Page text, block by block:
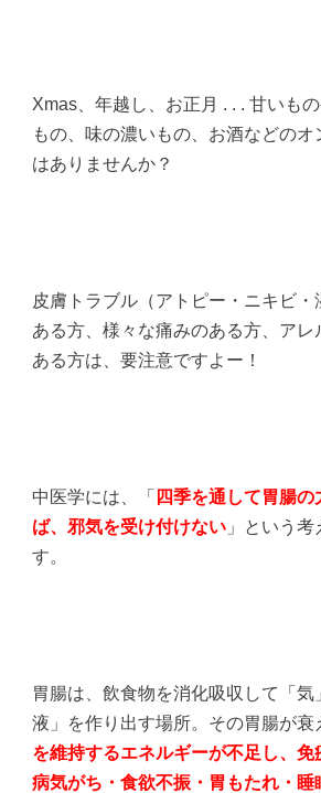
Xmas、年越し、お正月 . . . 甘いも
もの、味の濃いもの、お酒などのオ
はありませんか？
皮膚トラブル（アトピー・ニキビ・
ある方、様々な痛みのある方、アレ
ある方は、要注意ですよー！
中医学には、「 四季を通して胃腸の
ば、邪気を受け付けない」という考
す。
胃腸は、飲食物を消化吸収して「気
液」を作り出す場所。その胃腸が衰
を維持するエネルギーが不足し、免
病気がち・食欲不振・胃もたれ・睡